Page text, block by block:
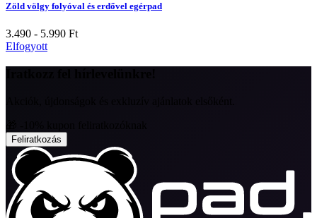
Zöld völgy folyóval és erdővel egérpad
3.490 - 5.990 Ft
Elfogyott
Feliratkozás